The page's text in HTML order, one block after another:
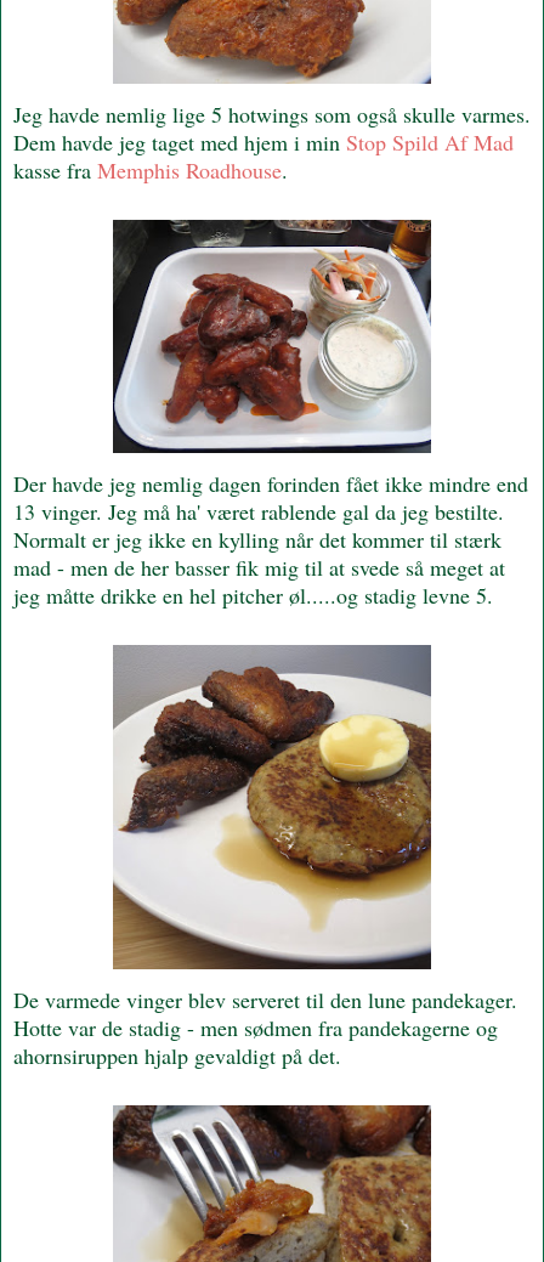
Jeg havde nemlig lige 5 hotwings som også skulle varmes.
Dem havde jeg taget med hjem i min Stop Spild Af Mad
kasse fra Memphis Roadhouse.
Der havde jeg nemlig dagen forinden fået ikke mindre end
13 vinger. Jeg må ha' været rablende gal da jeg bestilte.
Normalt er jeg ikke en kylling når det kommer til stærk
mad - men de her basser fik mig til at svede så meget at
jeg måtte drikke en hel pitcher øl.....og stadig levne 5.
De varmede vinger blev serveret til den lune pandekager.
Hotte var de stadig - men sødmen fra pandekagerne og
ahornsiruppen hjalp gevaldigt på det.